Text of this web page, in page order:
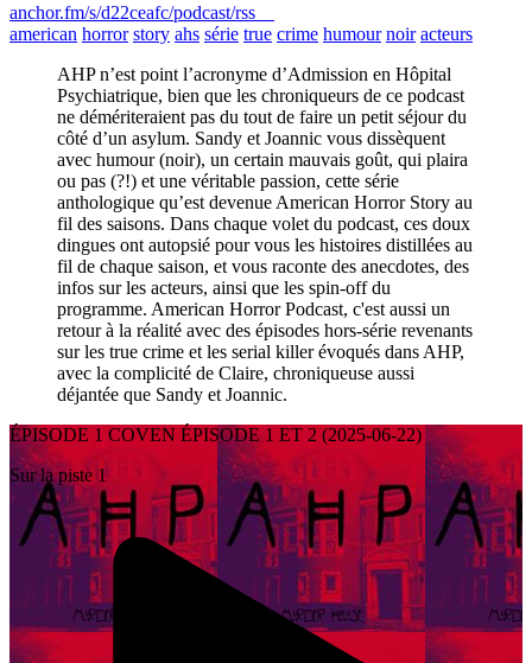
anchor.fm/s/d22ceafc/podcast/rss
american horror story ahs série true crime humour noir acteurs
AHP n’est point l’acronyme d’Admission en Hôpital
Psychiatrique, bien que les chroniqueurs de ce podcast
ne démériteraient pas du tout de faire un petit séjour du
côté d’un asylum. Sandy et Joannic vous dissèquent
avec humour (noir), un certain mauvais goût, qui plaira
ou pas (?!) et une véritable passion, cette série
anthologique qu’est devenue American Horror Story au
fil des saisons. Dans chaque volet du podcast, ces doux
dingues ont autopsié pour vous les histoires distillées au
fil de chaque saison, et vous raconte des anecdotes, des
infos sur les acteurs, ainsi que les spin-off du
programme. American Horror Podcast, c'est aussi un
retour à la réalité avec des épisodes hors-série revenants
sur les true crime et les serial killer évoqués dans AHP,
avec la complicité de Claire, chroniqueuse aussi
déjantée que Sandy et Joannic.
ÉPISODE 1 COVEN ÉPISODE 1 ET 2 (2025-06-22)
Sur la piste 1